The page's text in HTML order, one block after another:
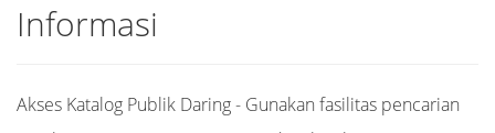
Informasi
Akses Katalog Publik Daring - Gunakan fasilitas pencarian